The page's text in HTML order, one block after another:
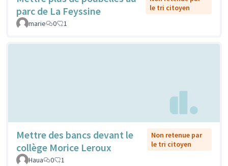
parc de La Feyssine
le tri citoyen
marie
0 1
Mettre des bancs devant le
collège Morice Leroux
Non retenue par
le tri citoyen
Haua
0 1